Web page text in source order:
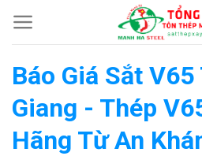
Chuyển
đến
dung
Báo Giá Sắt
Giang - Thép
Hãng Từ An